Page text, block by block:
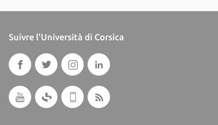
Suivre l'Università di Corsica